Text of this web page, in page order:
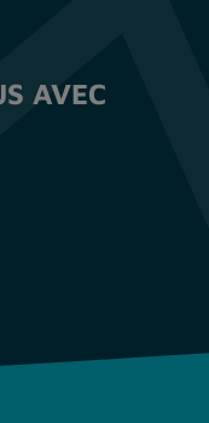
AVEC